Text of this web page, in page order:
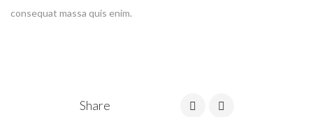
consequat massa quis enim.
Share